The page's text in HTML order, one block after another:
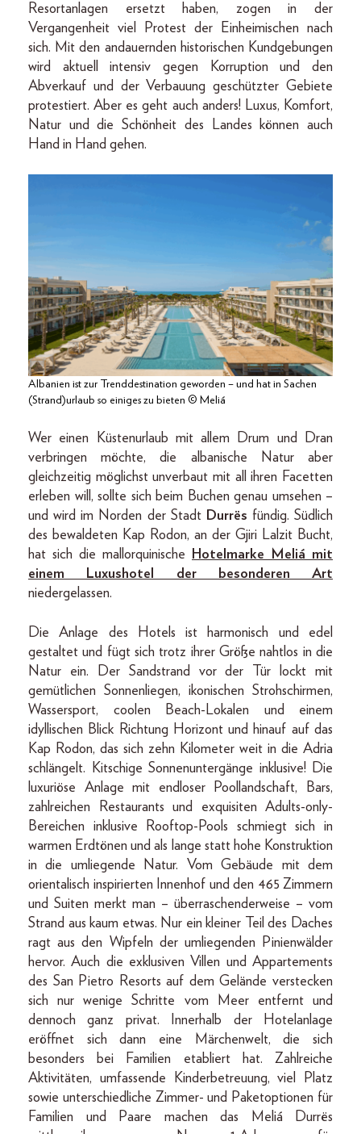
Resortanlagen ersetzt haben, zogen in der
Vergangenheit viel Protest der Einheimischen nach
sich. Mit den andauernden historischen Kundgebungen
wird aktuell intensiv gegen Korruption und den
Abverkauf und der Verbauung geschützter Gebiete
protestiert. Aber es geht auch anders! Luxus, Komfort,
Natur und die Schönheit des Landes können auch
Hand in Hand gehen.
Albanien ist zur Trenddestination geworden – und hat in Sachen
(Strand)urlaub so einiges zu bieten © Meliá
Wer einen Küstenurlaub mit allem Drum und Dran
verbringen möchte, die albanische Natur aber
gleichzeitig möglichst unverbaut mit all ihren Facetten
erleben will, sollte sich beim Buchen genau umsehen –
und wird im Norden der Stadt Durrës fündig. Südlich
des bewaldeten Kap Rodon, an der Gjiri Lalzit Bucht,
hat sich die mallorquinische
Hotelmarke Meliá mit
einem Luxushotel der besonderen Art
niedergelassen.
Die Anlage des Hotels ist harmonisch und edel
gestaltet und fügt sich trotz ihrer Größe nahtlos in die
Natur ein. Der Sandstrand vor der Tür lockt mit
gemütlichen Sonnenliegen, ikonischen Strohschirmen,
Wassersport, coolen Beach-Lokalen und einem
idyllischen Blick Richtung Horizont und hinauf auf das
Kap Rodon, das sich zehn Kilometer weit in die Adria
schlängelt. Kitschige Sonnenuntergänge inklusive! Die
luxuriöse Anlage mit endloser Poollandschaft, Bars,
zahlreichen Restaurants und exquisiten Adults-only-
Bereichen inklusive Rooftop-Pools schmiegt sich in
warmen Erdtönen und als lange statt hohe Konstruktion
in die umliegende Natur. Vom Gebäude mit dem
orientalisch inspirierten Innenhof und den 465 Zimmern
und Suiten merkt man – überraschenderweise – vom
Strand aus kaum etwas. Nur ein kleiner Teil des Daches
ragt aus den Wipfeln der umliegenden Pinienwälder
hervor. Auch die exklusiven Villen und Appartements
des San Pietro Resorts auf dem Gelände verstecken
sich nur wenige Schritte vom Meer entfernt und
dennoch ganz privat. Innerhalb der Hotelanlage
eröffnet sich dann eine Märchenwelt, die sich
besonders bei Familien etabliert hat. Zahlreiche
Aktivitäten, umfassende Kinderbetreuung, viel Platz
sowie unterschiedliche Zimmer- und Paketoptionen für
Familien und Paare machen das Meliá Durrës